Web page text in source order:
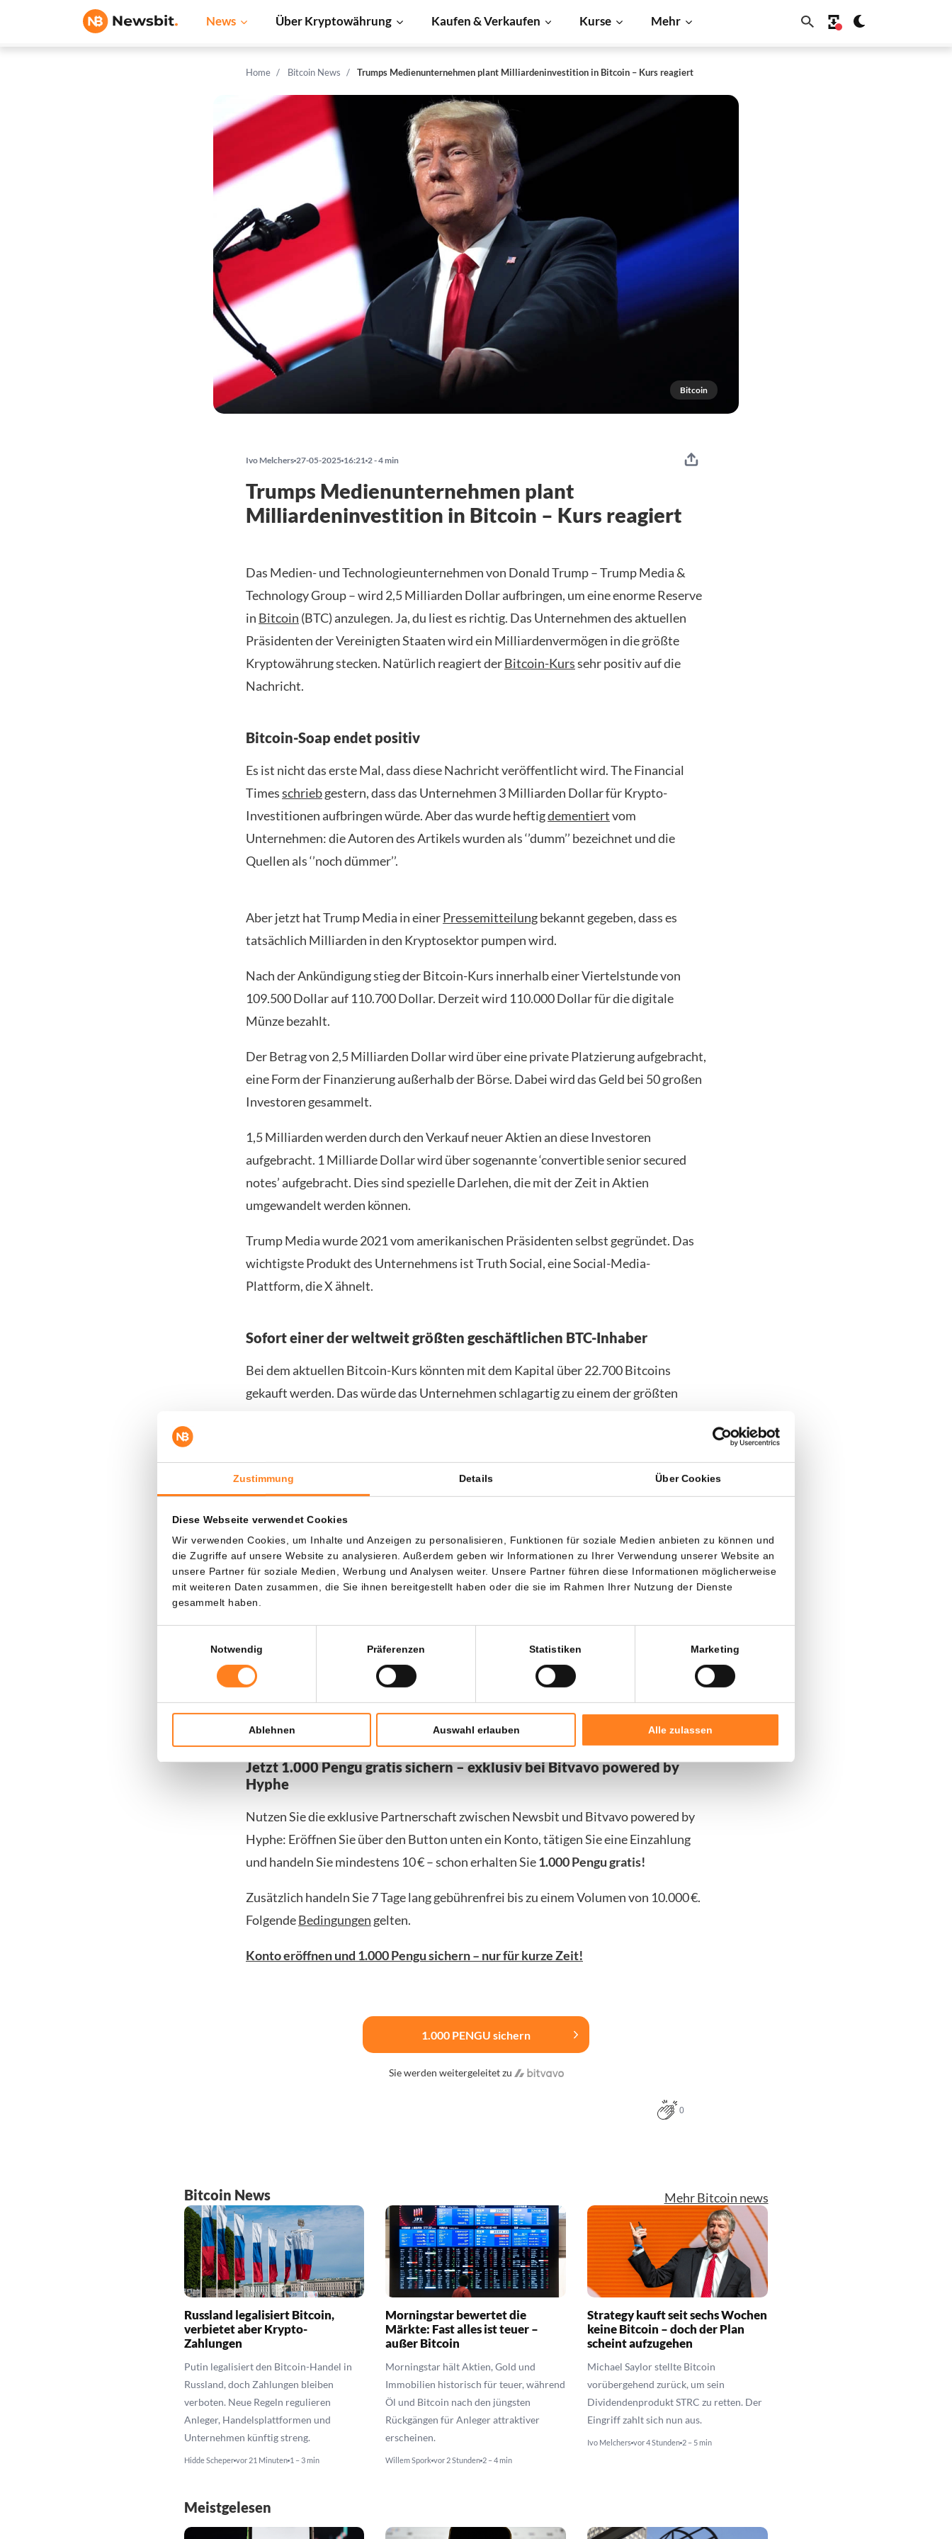
Zustimmung Details Über Cookies
Diese Webseite verwendet Cookies
Wir verwenden Cookies, um Inhalte und Anzeigen zu personalisieren, Funktionen für soziale Medien anbieten zu können und
die Zugriffe auf unsere Website zu analysieren. Außerdem geben wir Informationen zu Ihrer Verwendung unserer Website an
unsere Partner für soziale Medien, Werbung und Analysen weiter. Unsere Partner führen diese Informationen möglicherweise
mit weiteren Daten zusammen, die Sie ihnen bereitgestellt haben oder die sie im Rahmen Ihrer Nutzung der Dienste
gesammelt haben.
Notwendig
Präferenzen Statistiken Marketing
Ablehnen Auswahl erlauben Alle zulassen
News Über Kryptowährung Kaufen & Verkaufen Kurse Mehr
Home Bitcoin News Trumps Medienunternehmen plant Milliardeninvestition in Bitcoin – Kurs reagiert
Bitcoin
Ivo Melchers 27-05-2025 16:21 2 - 4 min
Trumps Medienunternehmen plant
Milliardeninvestition in Bitcoin – Kurs reagiert
Das Medien- und Technologieunternehmen von Donald Trump – Trump Media &
Technology Group – wird 2,5 Milliarden Dollar aufbringen, um eine enorme Reserve
in Bitcoin (BTC) anzulegen. Ja, du liest es richtig. Das Unternehmen des aktuellen
Präsidenten der Vereinigten Staaten wird ein Milliardenvermögen in die größte
Kryptowährung stecken. Natürlich reagiert derBitcoin-Kurssehr positiv auf die
Nachricht.
Bitcoin-Soap endet positiv
Es ist nicht das erste Mal, dass diese Nachricht veröffentlicht wird. The Financial
Timesschriebgestern, dass das Unternehmen 3 Milliarden Dollar für Krypto-
Investitionen aufbringen würde. Aber das wurde heftigdementiertvom
Unternehmen: die Autoren des Artikels wurden als ‘’dumm’’ bezeichnet und die
Quellen als ‘’noch dümmer’’.
Aber jetzt hat Trump Media in einerPressemitteilungbekannt gegeben, dass es
tatsächlich Milliarden in den Kryptosektor pumpen wird.
Nach der Ankündigung stieg der Bitcoin-Kurs innerhalb einer Viertelstunde von
109.500 Dollar auf 110.700 Dollar. Derzeit wird 110.000 Dollar für die digitale
Münze bezahlt.
Der Betrag von 2,5 Milliarden Dollar wird über eine private Platzierung aufgebracht,
eine Form der Finanzierung außerhalb der Börse. Dabei wird das Geld bei 50 großen
Investoren gesammelt.
1,5 Milliarden werden durch den Verkauf neuer Aktien an diese Investoren
aufgebracht. 1 Milliarde Dollar wird über sogenannte ‘convertible senior secured
notes’ aufgebracht. Dies sind spezielle Darlehen, die mit der Zeit in Aktien
umgewandelt werden können.
Trump Media wurde 2021 vom amerikanischen Präsidenten selbst gegründet. Das
wichtigste Produkt des Unternehmens ist Truth Social, eine Social-Media-
Plattform, die X ähnelt.
Sofort einer der weltweit größten geschäftlichen BTC-Inhaber
Bei dem aktuellen Bitcoin-Kurs könnten mit dem Kapital über 22.700 Bitcoins
gekauft werden. Das würde das Unternehmen schlagartig zu einem der größten
Der CEO und Vorsitzende von Trump Media, Devin Nunes, schreibt folgendes in der
Pressemitteilung:
wird Trump Media Kryptowährungen als einen wichtigen Bestandteil unserer
Vermögenswerte halten. Dies ist unsere erste Übernahme eines Kronjuwels, und
diese Investition wird unserem Unternehmen helfen, sich gegen Einschüchterung
und Diskriminierung durch Finanzinstitute zu schützen – etwas, womit viele
Amerikaner und amerikanische Unternehmen konfrontiert sind.“
Es ist nicht der erste Schritt von Trump Media in die Kryptowelt. Das Unternehmen
arbeitet auch noch an der Einführung mehrerer Kryptofonds und wäre sogar mit
einer eigenen Münze und Wallet beschäftigt.
Jetzt 1.000 Pengu gratis sichern – exklusiv bei Bitvavo powered by
Hyphe
Nutzen Sie die exklusive Partnerschaft zwischen Newsbit und Bitvavo powered by
Hyphe: Eröffnen Sie über den Button unten ein Konto, tätigen Sie eine Einzahlung
und handeln Sie mindestens 10 € – schon erhalten Sie1.000 Pengu gratis!
Zusätzlich handeln Sie 7 Tage lang gebührenfrei bis zu einem Volumen von 10.000 €.
FolgendeBedingungen gelten.
Konto eröffnen und 1.000 Pengu sichern – nur für kurze Zeit!
1.000 PENGU sichern
Sie werden weitergeleitet zu
0
Bitcoin News Mehr Bitcoin news
Russland legalisiert Bitcoin,
verbietet aber Krypto-
Zahlungen
Putin legalisiert den Bitcoin-Handel in
Russland, doch Zahlungen bleiben
verboten. Neue Regeln regulieren
Anleger, Handelsplattformen und
Unternehmen künftig streng.
Hidde Scheper vor 21 Minuten 1 – 3 min
Morningstar bewertet die
Märkte: Fast alles ist teuer –
außer Bitcoin
Morningstar hält Aktien, Gold und
Immobilien historisch für teuer, während
Öl und Bitcoin nach den jüngsten
Rückgängen für Anleger attraktiver
erscheinen.
Willem Spork vor 2 Stunden 2 – 4 min
Strategy kauft seit sechs Wochen
keine Bitcoin – doch der Plan
scheint aufzugehen
Michael Saylor stellte Bitcoin
vorübergehend zurück, um sein
Dividendenprodukt STRC zu retten. Der
Eingriff zahlt sich nun aus.
Ivo Melchers vor 4 Stunden 2 – 5 min
Meistgelesen